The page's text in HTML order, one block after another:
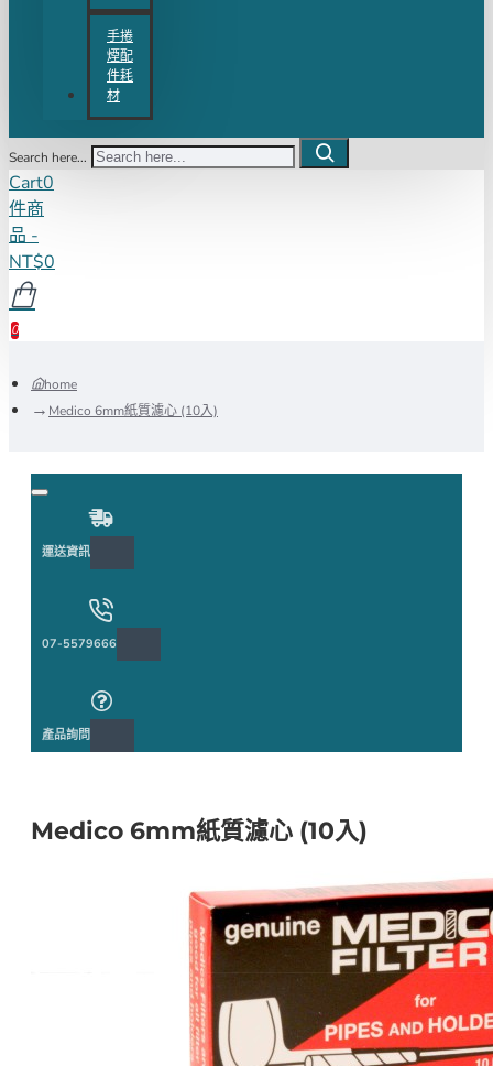
手捲
煙配
件耗
材
Search here...
Cart0
件商
品 -
NT$0
0
home
Medico 6mm紙質濾心 (10入)
運送資訊
07-5579666
產品詢問
Medico 6mm紙質濾心 (10入)